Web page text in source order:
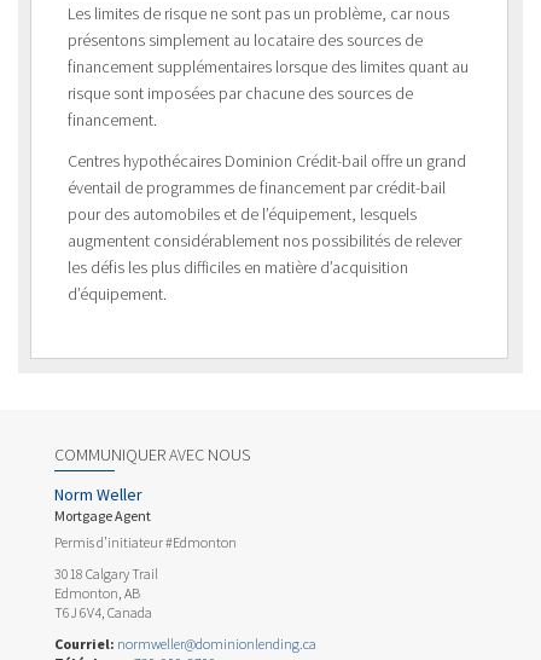
Les limites de risque ne sont pas un problème, car nous
présentons simplement au locataire des sources de
financement supplémentaires lorsque des limites quant au
risque sont imposées par chacune des sources de
financement.
Centres hypothécaires Dominion Crédit-bail offre un grand
éventail de programmes de financement par crédit-bail
pour des automobiles et de l’équipement, lesquels
augmentent considérablement nos possibilités de relever
les défis les plus difficiles en matière d’acquisition
d’équipement.
COMMUNIQUER AVEC NOUS
Norm Weller
Mortgage Agent
Permis d’initiateur #Edmonton
3018 Calgary Trail
Edmonton, AB
T6J 6V4, Canada
Courriel: normweller@dominionlending.ca